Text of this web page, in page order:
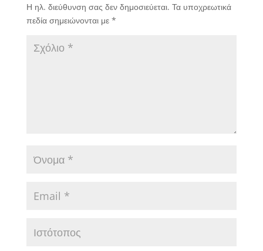
Η ηλ. διεύθυνση σας δεν δημοσιεύεται. Τα υποχρεωτικά
πεδία σημειώνονται με *